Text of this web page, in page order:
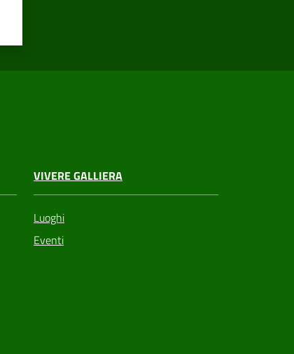
VIVERE GALLIERA
Luoghi
Eventi